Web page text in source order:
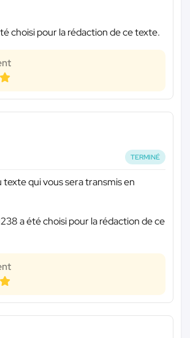
choisi pour la rédaction de ce texte.
TERMINÉ
qui vous sera transmis en
a été choisi pour la rédaction de ce